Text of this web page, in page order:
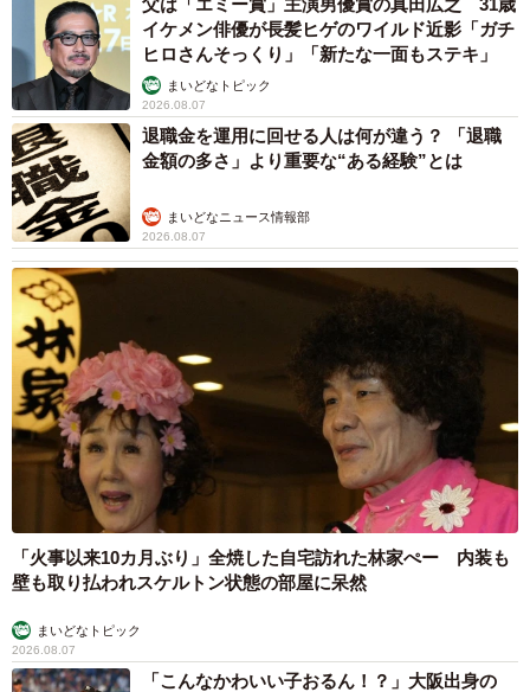
5/6
頭より大きなスイカにチョップ！（提供：サンサンファミリーさん）
ーー年子育児で大変なことは？
「年子育児で大変なことは、二人とも同時に『抱っこし
て〜！』と言われるとキツイなぁ〜と思うときがありま
す。たいようは16キロ、せいたろうは14キロあるの
で……！ですが、想像ではもっと年子育児は大変なのかな
と思っていましたが、ケンカもしつつ、友達のように仲良
く育ってくれているので、年子で良かったなと今では思っ
ています」
Instagram（ @san_sanfamily
）や
TikTok（ @sunsunfamily45712
）では、仲良し坊主兄弟た
いよう君とせいたろう君の愉快な日常を見ることができま
す。
父は「エミー賞」主演男優賞の真田広之 31歳
イケメン俳優が長髪ヒゲのワイルド近影「ガチ
ヒロさんそっくり」「新たな一面もステキ」
まいどなトピック
2026.08.07
退職金を運用に回せる人は何が違う？ 「退職
金額の多さ」より重要な“ある経験”とは
まいどなニュース情報部
2026.08.07
「火事以来10カ月ぶり」全焼した自宅訪れた林家ぺー 内装も
壁も取り払われスケルトン状態の部屋に呆然
まいどなトピック
2026.08.07
「こんなかわいい子おるん！？」大阪出身の